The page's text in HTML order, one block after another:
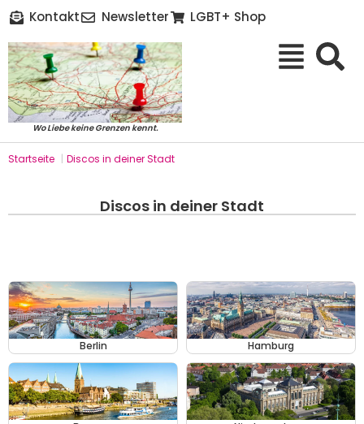
Kontakt Newsletter LGBT+ Shop
Wo Liebe keine Grenzen kennt.
Startseite | Discos in deiner Stadt
Discos in deiner Stadt
Berlin Hamburg